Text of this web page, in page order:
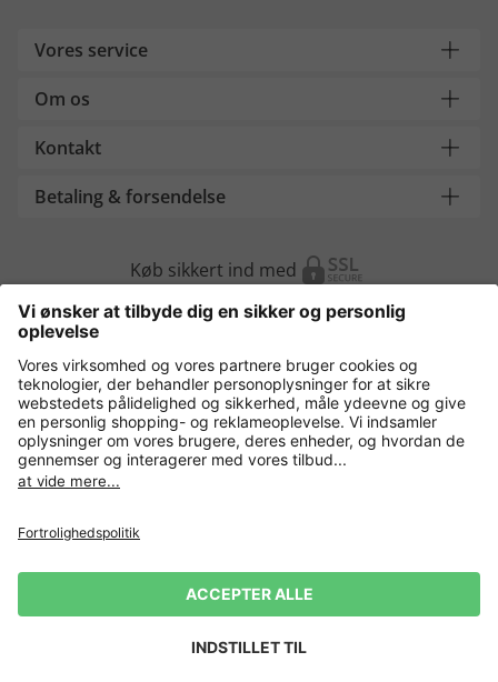
Vores service
Om os
Kontakt
Betaling & forsendelse
Køb sikkert ind med
Flere webshops
Danmark
Gør brug af fortrydelsesret
Virksomhedsinformation
Cookie-indstillinger